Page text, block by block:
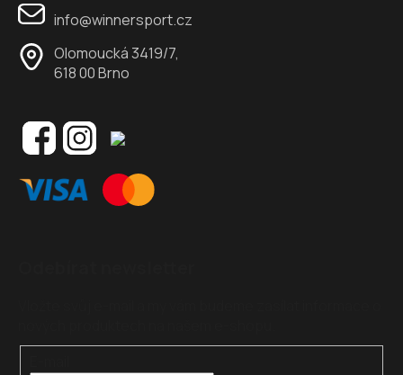
info@winnersport.cz
Olomoucká 3419/7,
618 00 Brno